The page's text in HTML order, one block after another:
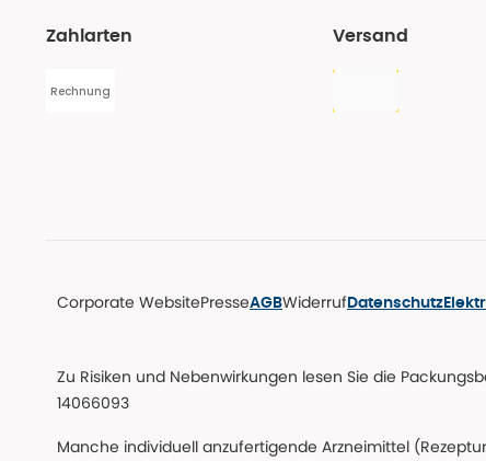
Zahlarten
Rechnung
Versand
Corporate WebsitePresseAGBWiderruf Datenschutz
Zu Risiken und Nebenwirkungen lesen Sie die
14066093
Manche individuell anzufertigende Arzneimittel